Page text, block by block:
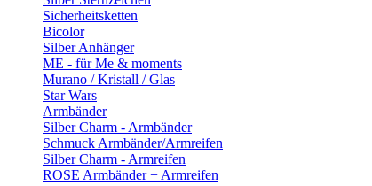
Sicherheitsketten
Bicolor
Silber Anhänger
ME - für Me & moments
Murano / Kristall / Glas
Star Wars
Armbänder
Silber Charm - Armbänder
Schmuck Armbänder/Armreifen
Silber Charm - Armreifen
ROSE Armbänder + Armreifen